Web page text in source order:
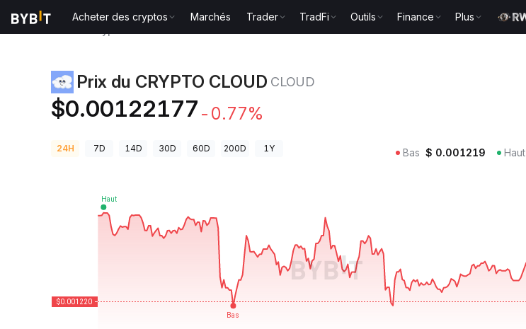
Acheter des cryptos Marchés Trader TradFi Outils Finance Plus
Prix du CRYPTO CLOUD CLOUD
$0.00122177 -0.77%
24H 7D 14D 30D 60D 200D 1Y Bas $ 0.001219 Haut